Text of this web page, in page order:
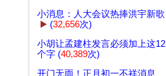
小消息：人大会议热捧洪宇新歌
▶️ (32,656次)
小胡让孟建柱发言必须加上这12
个字 (40,389次)
开门无雨！正月初一不祥消息